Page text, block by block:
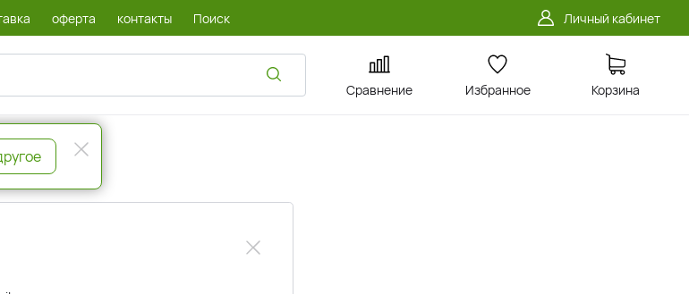
оферта контакты Поиск Личный кабинет
Сравнение Избранное Корзина